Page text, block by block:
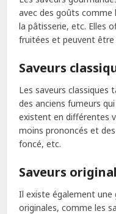
avec des goûts comme
la pâtisserie, etc. Elles
fruitées et peuvent être
Saveurs
Les saveurs classiques
des anciens fumeurs
existent en différentes
moins prononcés et
foncé, etc.
Saveurs
Il existe également une
originales, comme les